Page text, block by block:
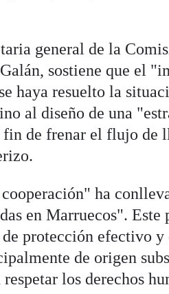
general de la
sostiene que el
haya resuelto la
al diseño de una
de frenar el flujo de
ha
en Marruecos". Este
protección efectivo y
de origen
los derechos